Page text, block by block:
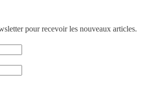
pour recevoir les nouveaux articles.